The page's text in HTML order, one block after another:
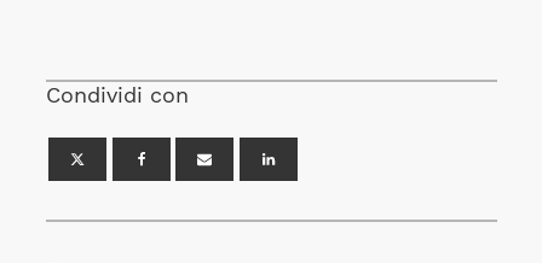
Condividi con